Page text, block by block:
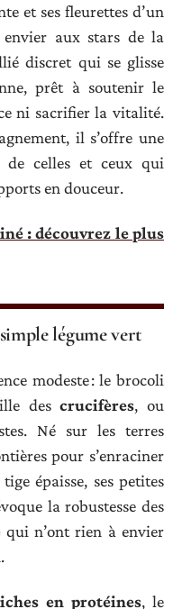
et ses fleurettes d’un
aux stars de la
discret qui se glisse
prêt à soutenir le
ni sacrifier la vitalité.
il s’offre une
celles et ceux qui
en douceur.
: découvrez le plus
légume vert
modeste : le brocoli
descrucifères, ou
Né sur les terres
pour s’enraciner
épaisse, ses petites
la robustesse des
qui n’ont rien à envier
en protéines, le